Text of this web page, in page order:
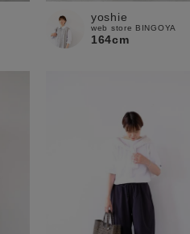
yoshie
web store BINGOYA
164cm